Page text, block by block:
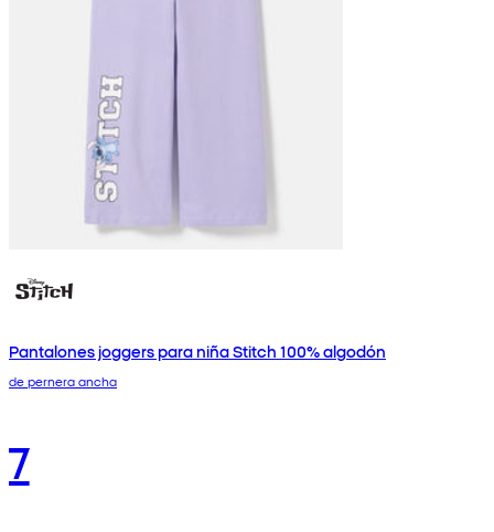
Pantalones joggers para niña Stitch 100% algodón
de pernera ancha
7